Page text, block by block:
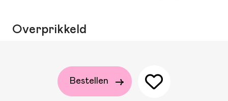
Overprikkeld
Bestellen